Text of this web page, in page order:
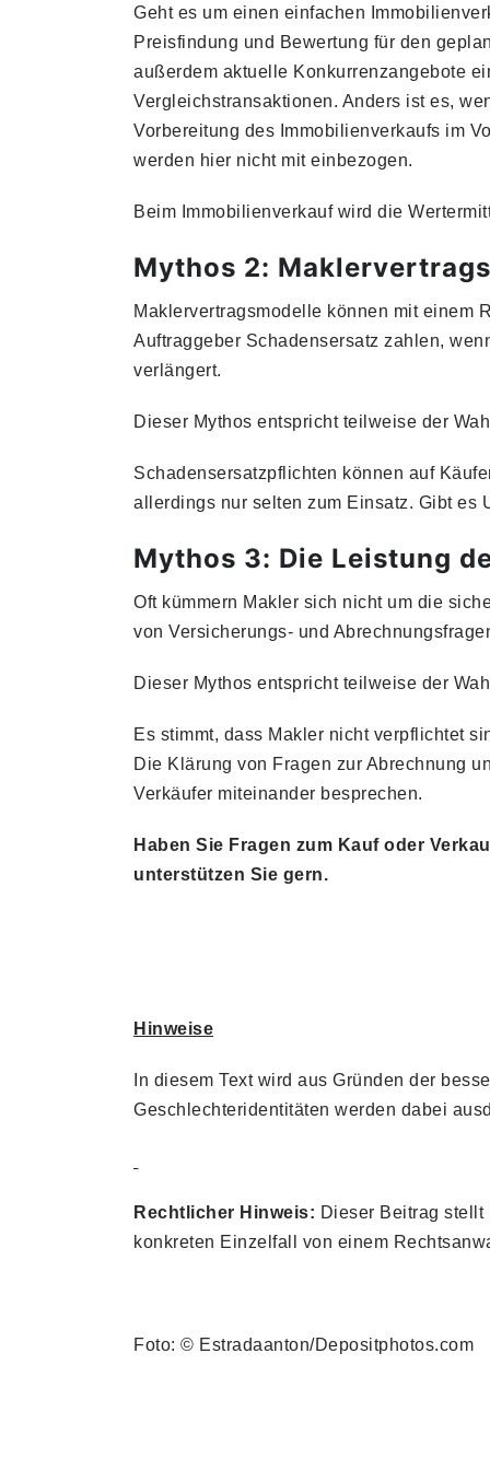
Geht es um einen einfachen
Preisfindung und Bewertung für den
außerdem aktuelle Konkurrenzangebote
Vergleichstransaktionen. Anders ist es,
Vorbereitung des Immobilienverkaufs im
werden hier nicht mit einbezogen.
Beim Immobilienverkauf wird die
Mythos 2:
Maklervertragsmodelle können mit einem
Auftraggeber Schadensersatz zahlen,
verlängert.
Dieser Mythos entspricht teilweise der
Schadensersatzpflichten können auf
allerdings nur selten zum Einsatz. Gibt es
Mythos 3: Die Leistung
Oft kümmern Makler sich nicht um die
von Versicherungs- und
Dieser Mythos entspricht teilweise der
Es stimmt, dass Makler nicht verpflichtet
Die Klärung von Fragen zur Abrechnung
Verkäufer miteinander besprechen.
Haben Sie Fragen zum Kauf oder
unterstützen Sie gern.
Hinweise
In diesem Text wird aus Gründen der
Geschlechteridentitäten werden dabei
Rechtlicher Hinweis: Dieser Beitrag
konkreten Einzelfall von einem
Foto: © Estradaanton/Depositphotos.com